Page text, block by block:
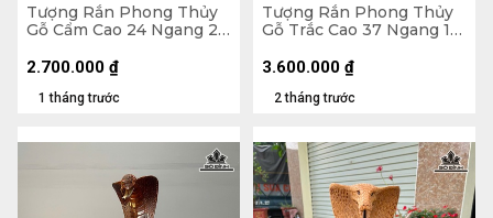
Tượng Rắn Phong Thủy
Gỗ Cẩm Cao 24 Ngang 23
1 tháng trước
2.700.000 ₫
Tượng Rắn Phong Thủy
Gỗ Trắc Cao 37 Ngang 15
2 tháng trước
3.600.000 ₫